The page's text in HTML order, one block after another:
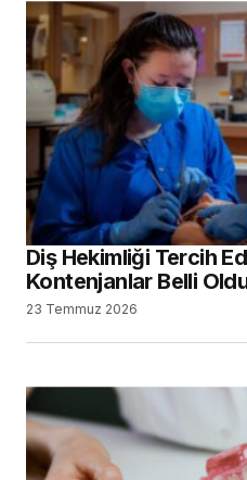
Diş Hekimliği Tercih
Kontenjanlar Belli
23 Temmuz 2026
Dental İmplant
14,43 Milyar Dolara